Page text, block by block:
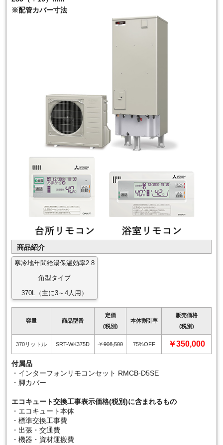
※配管カバー寸法
商品紹介
寒冷地年間給湯保温効率2.8
角型タイプ
370L（主に3～4人用）
容量 商品型番
定価
(税別)
本体割引率
販売価格
(税別)
370リットル SRT-WK375D ￥908,500 75%OFF ￥350,000
付属品
・インターフォンリモコンセット RMCB-D5SE
・脚カバー
エコキュート交換工事表示価格(税別)に含まれるもの
・エコキュート本体
・標準交換工事費
・出張・交通費
・機器・資材運搬費